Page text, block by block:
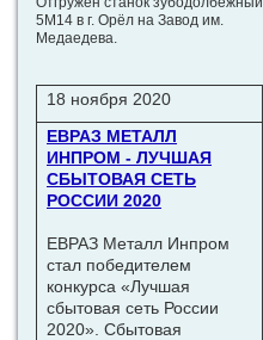
5М14 в г. Орёл на Завод им.
Медаедева.
18 ноября 2020
ЕВРАЗ МЕТАЛЛ
ИНПРОМ - ЛУЧШАЯ
СБЫТОВАЯ СЕТЬ
РОССИИ 2020
ЕВРАЗ Металл Инпром
стал победителем
конкурса «Лучшая
сбытовая сеть России
2020». Сбытовая